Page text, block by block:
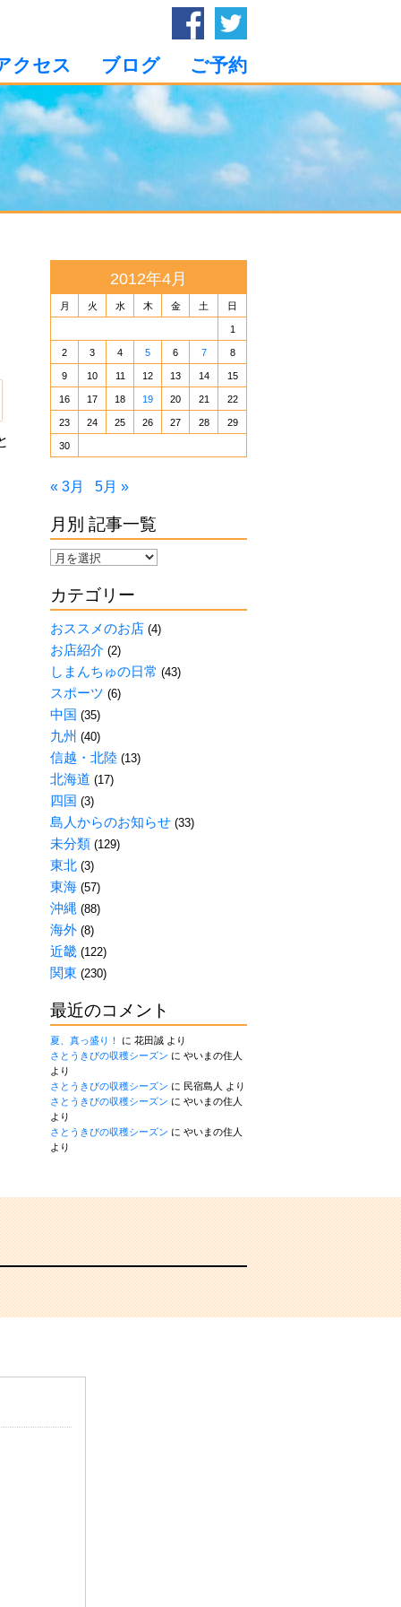
クセス ブログ ご予約
2012年4月
月 火 水 木 金 土 日
1
2 3 4 5 6 7 8
9 10 11 12 13 14 15
16 17 18 19 20 21 22
23 24 25 26 27 28 29
30
« 3月 5月 »
月別 記事一覧
月
記
事
一
覧
カテゴリー
おススメのお店 (4)
お店紹介 (2)
しまんちゅの日常 (43)
スポーツ (6)
中国 (35)
九州 (40)
信越・北陸 (13)
北海道 (17)
四国 (3)
島人からのお知らせ (33)
未分類 (129)
東北 (3)
東海 (57)
沖縄 (88)
海外 (8)
近畿 (122)
関東 (230)
最近のコメント
夏、真っ盛り！ に 花田誠 より
さとうきびの収穫シーズン に やいまの住人
より
さとうきびの収穫シーズン に 民宿島人
より
さとうきびの収穫シーズン に やいまの住人
より
さとうきびの収穫シーズン に やいまの住人
より